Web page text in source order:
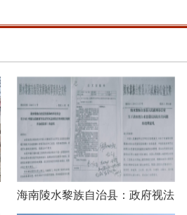
海南陵水黎族自治县：政府视法